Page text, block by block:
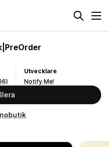
Utvecklare
Notify Me!